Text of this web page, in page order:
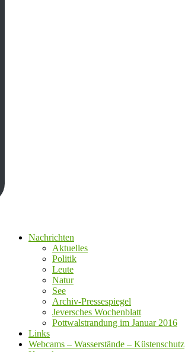
Nachrichten
Aktuelles
Politik
Leute
Natur
See
Archiv-Pressespiegel
Jeversches Wochenblatt
Pottwalstrandung im Januar 2016
Links
Webcams – Wasserstände – Küstenschutz